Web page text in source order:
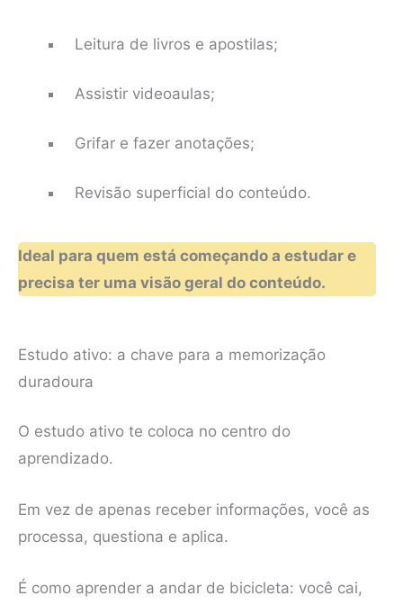
Leitura de livros e apostilas;
Assistir videoaulas;
Grifar e fazer anotações;
Revisão superficial do conteúdo.
Ideal para quem está começando a estudar e
precisa ter uma visão geral do conteúdo.
Estudo ativo: a chave para a memorização
duradoura
O estudo ativo te coloca no centro do
aprendizado.
Em vez de apenas receber informações, você as
processa, questiona e aplica.
É como aprender a andar de bicicleta: você cai,